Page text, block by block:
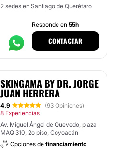
2 sedes en Santiago de Querétaro
Responde en 55h
CONTACTAR
SKINGAMA BY DR. JORGE
JUAN HERRERA
4.9 (93 Opiniones)·
8 Experiencias
Av. Miguel Ángel de Quevedo, plaza
MAQ 310, 2o piso, Coyoacán
Opciones de financiamiento